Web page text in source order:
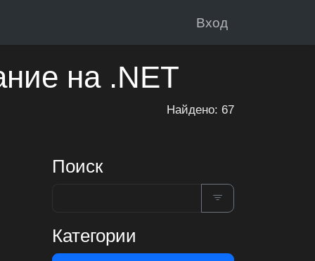
Вход
на .NET
Найдено: 67
Поиск
Категории